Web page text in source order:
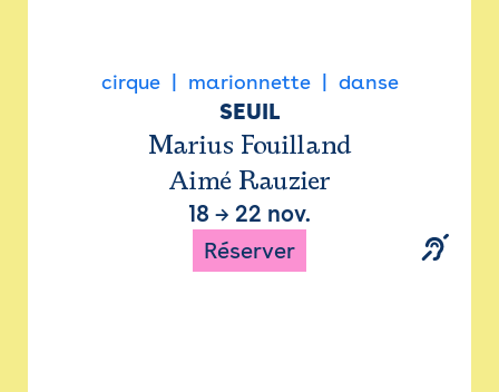
cirque marionnette danse
SEUIL
Marius Fouilland
Aimé Rauzier
18 → 22 nov.
Réserver